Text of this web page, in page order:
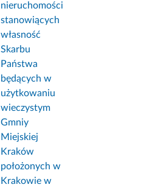
nieruchomości
stanowiących
własność
Skarbu
Państwa
będących w
użytkowaniu
wieczystym
Gmniy
Miejskiej
Kraków
położonych w
Krakowie w